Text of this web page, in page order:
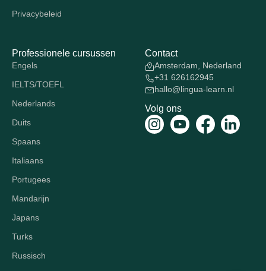
Privacybeleid
Professionele cursussen
Engels
IELTS/TOEFL
Nederlands
Duits
Spaans
Italiaans
Portugees
Mandarijn
Japans
Turks
Russisch
Contact
Amsterdam, Nederland
+31 626162945
hallo@lingua-learn.nl
Volg ons